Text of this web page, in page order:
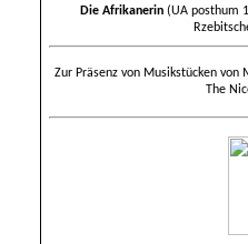
Die Afrikanerin (UA posthum
Zur Präsenz von Musikstücken
The